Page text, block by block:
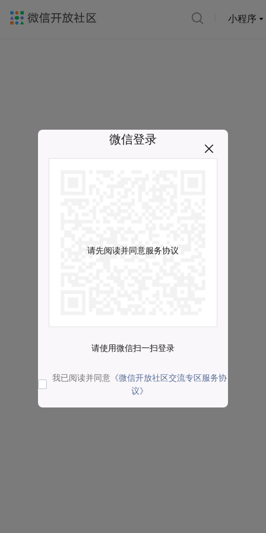
小程序
微信登录
请先阅读并同意服务协议
请使用微信扫一扫登录
我已阅读并同意 《微信开放社区交流专区服务协
议》